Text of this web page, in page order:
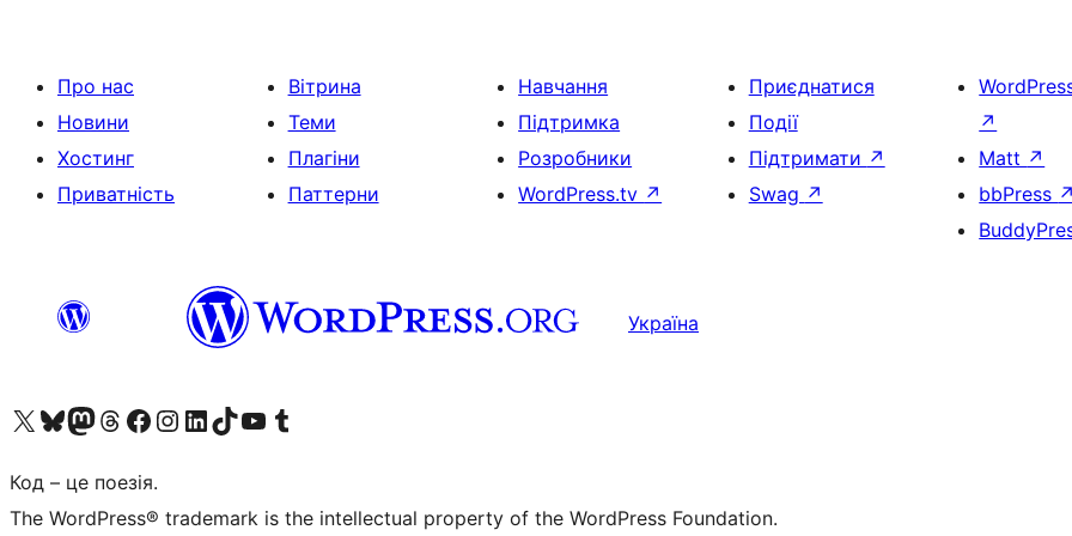
Про нас
Новини
Хостинг
Приватність
Вітрина
Теми
Плагіни
Паттерни
Навчання
Підтримка
Розробники
WordPress.tv ↗
Приєднатися
Події
Підтримати ↗
Swag ↗
↗
Matt ↗
bbPress ↗
Україна
Visit our X (formerly Twitter) account
Visit our Bluesky account
Завітайте до нашої стрічки в Mastodon
Visit our Threads account
Завітайте на нашу сторінку в Facebook
Visit our Instagram account
Visit our LinkedIn account
Visit our TikTok account
Visit our YouTube channel
Visit our Tumblr account
Код – це поезія.
The WordPress® trademark is the intellectual property of the WordPress Foundation.